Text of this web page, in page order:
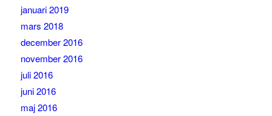
januari 2019
mars 2018
december 2016
november 2016
juli 2016
juni 2016
maj 2016